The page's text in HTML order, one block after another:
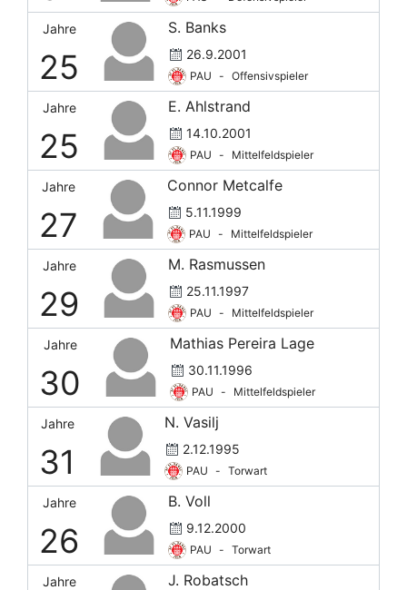
Jahre
25
S. Banks
26.9.2001
PAU - Offensivspieler
Jahre
25
E. Ahlstrand
14.10.2001
PAU - Mittelfeldspieler
Jahre
27
Connor Metcalfe
5.11.1999
PAU - Mittelfeldspieler
Jahre
29
M. Rasmussen
25.11.1997
PAU - Mittelfeldspieler
Jahre
30
Mathias Pereira Lage
30.11.1996
PAU - Mittelfeldspieler
Jahre
31
N. Vasilj
2.12.1995
PAU - Torwart
Jahre
26
B. Voll
9.12.2000
PAU - Torwart
Jahre J. Robatsch